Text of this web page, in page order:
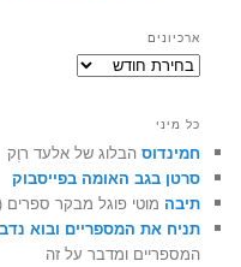
ארכיונים
ארכיונים
כל מיני
חמינדוס הבלוג של אלעד רוֶק
סרטן בגב האומה בפייסבוק
תיבה מוטי פוגל מבקר ספרים
תניח את המספריים ובוא
המספריים ומדבר על זה